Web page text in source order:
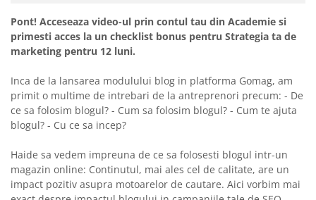
Pont! Acceseaza video-ul prin contul tau din Academie si
primesti acces la un checklist bonus pentru Strategia ta de
marketing pentru 12 luni.
Inca de la lansarea modulului blog in platforma Gomag, am
primit o multime de intrebari de la antreprenori precum: - De
ce sa folosim blogul? - Cum sa folosim blogul? - Cum te ajuta
blogul? - Cu ce sa incep?
Haide sa vedem impreuna de ce sa folosesti blogul intr-un
magazin online: Continutul, mai ales cel de calitate, are un
impact pozitiv asupra motoarelor de cautare. Aici vorbim mai